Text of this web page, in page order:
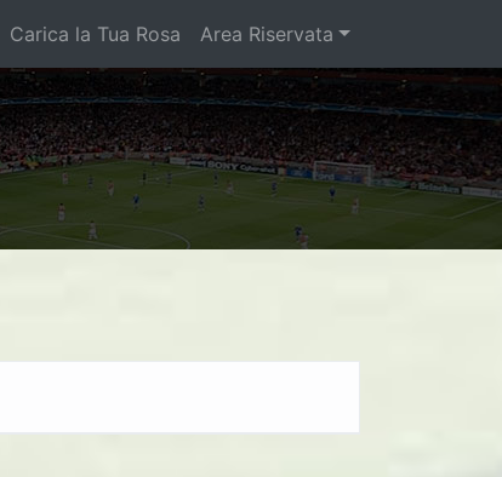
Carica la Tua Rosa Area Riservata